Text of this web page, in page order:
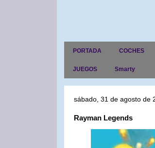
PORTADA COCHES
JUEGOS Smarty
sábado, 31 de agosto de
Rayman Legends